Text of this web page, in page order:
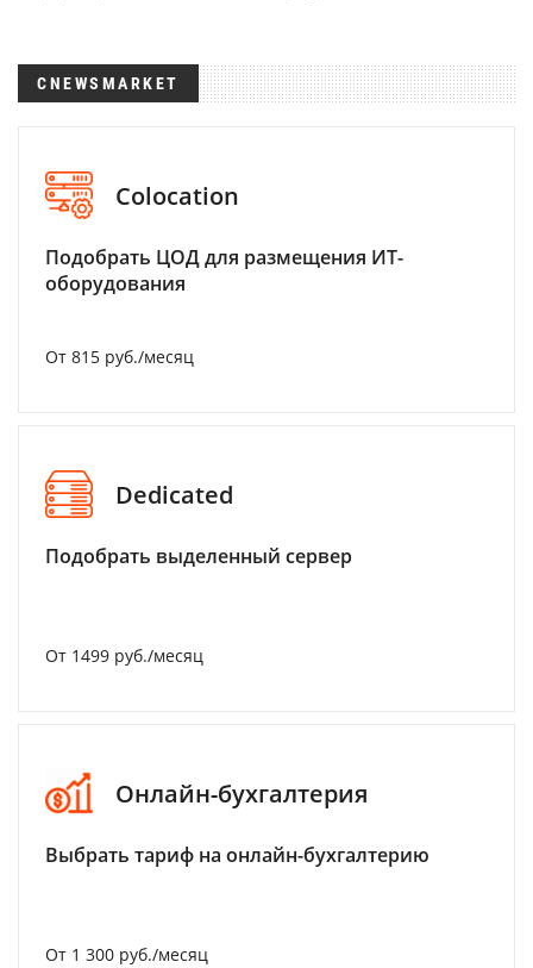
CNEWSMARKET
Colocation
Подобрать ЦОД для размещения ИТ-
оборудования
От 815 руб./месяц
Dedicated
Подобрать выделенный сервер
От 1499 руб./месяц
Онлайн-бухгалтерия
Выбрать тариф на онлайн-бухгалтерию
От 1 300 руб./месяц